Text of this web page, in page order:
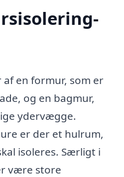
en formur, som er
og en bagmur,
ydervægge.
er der et hulrum,
isoleres. Særligt i
være store